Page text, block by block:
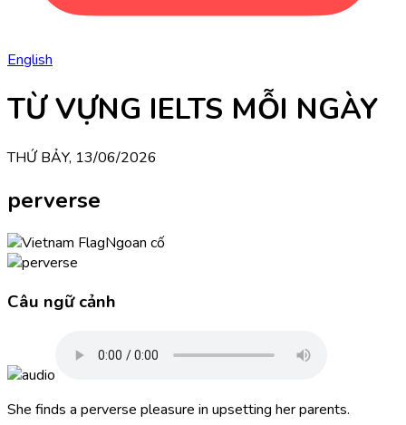
English
TỪ VỰNG IELTS MỖI NGÀY
THỨ BẢY, 13/06/2026
perverse
Ngoan cố
Câu ngữ cảnh
She finds a perverse pleasure in upsetting her parents.